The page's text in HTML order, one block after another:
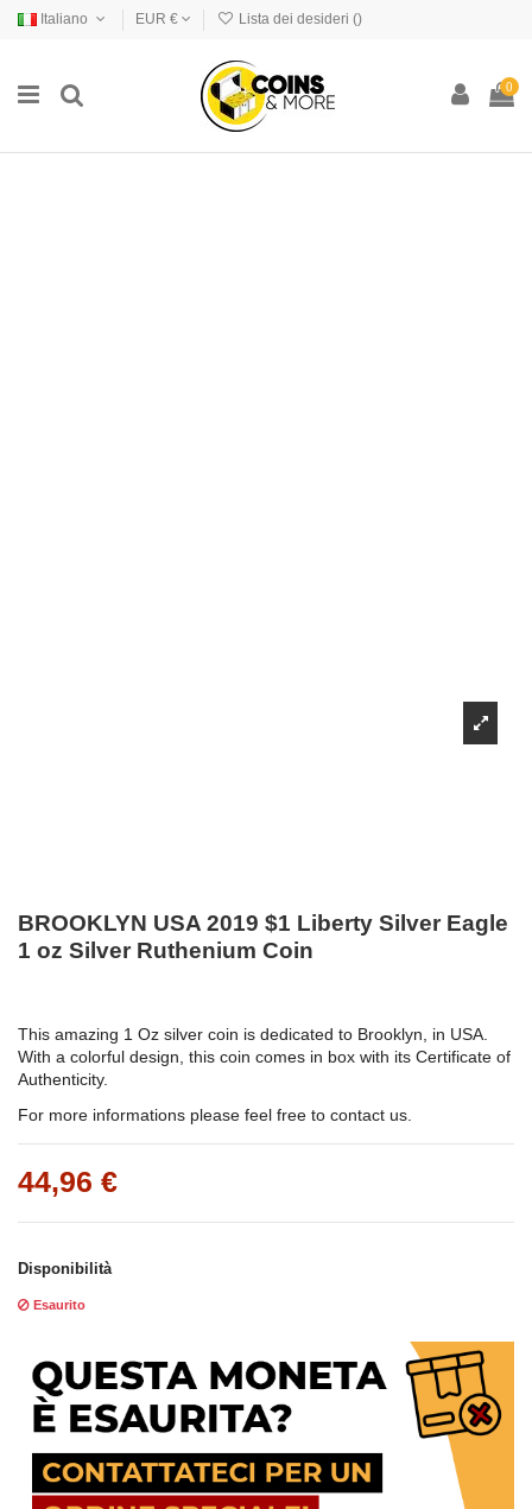
Italiano EUR € Lista dei desideri ()
0
BROOKLYN USA 2019 $1 Liberty Silver Eagle
1 oz Silver Ruthenium Coin
This amazing 1 Oz silver coin is dedicated to Brooklyn, in USA.
With a colorful design, this coin comes in box with its Certificate of
Authenticity.
For more informations please feel free to contact us.
44,96 €
Disponibilità
Esaurito